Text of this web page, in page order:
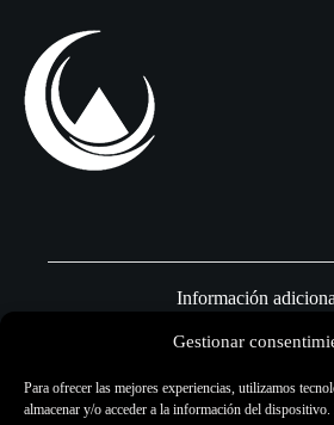
Gestionar
Para ofrecer las mejores experiencias, utilizamos
almacenar y/o acceder a la información del
Información